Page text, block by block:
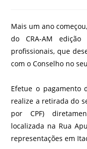
Mais um ano
do CRA-AM
profissionais, que
com o Conselho no
Efetue o pagamento
realize a retirada do
por CPF)
localizada na Rua
representações em